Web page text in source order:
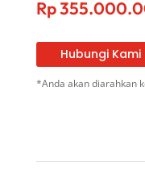
Rp
Hubungi Kami
*Anda akan diarahkan